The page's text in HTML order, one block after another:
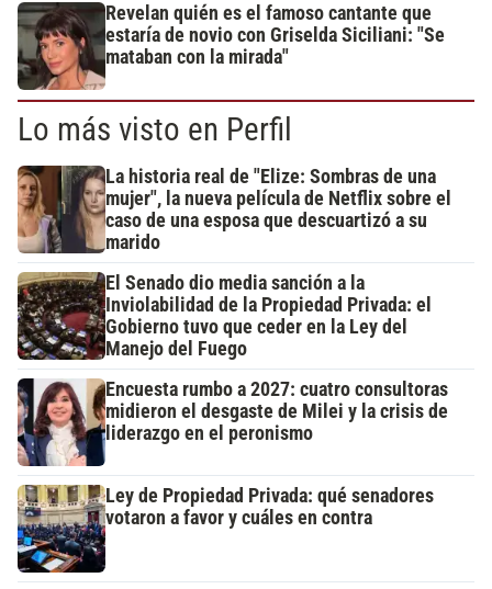
Revelan quién es el famoso cantante que
estaría de novio con Griselda Siciliani: "Se
mataban con la mirada"
Lo más visto en Perfil
La historia real de "Elize: Sombras de una
mujer", la nueva película de Netflix sobre el
caso de una esposa que descuartizó a su
marido
El Senado dio media sanción a la
Inviolabilidad de la Propiedad Privada: el
Gobierno tuvo que ceder en la Ley del
Manejo del Fuego
Encuesta rumbo a 2027: cuatro consultoras
midieron el desgaste de Milei y la crisis de
liderazgo en el peronismo
Ley de Propiedad Privada: qué senadores
votaron a favor y cuáles en contra